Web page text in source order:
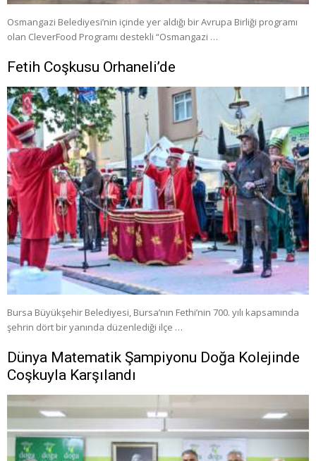
Osmangazi Belediyesi’nin içinde yer aldığı bir Avrupa Birliği programı
olan CleverFood Programı destekli “Osmangazi …
Fetih Coşkusu Orhaneli’de
Bursa Büyükşehir Belediyesi, Bursa’nın Fethi’nin 700. yılı kapsamında
şehrin dört bir yanında düzenlediği ilçe …
Dünya Matematik Şampiyonu Doğa Kolejinde
Coşkuyla Karşılandı